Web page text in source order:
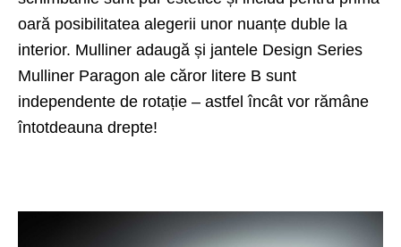
oară posibilitatea alegerii unor nuanțe duble la
interior. Mulliner adaugă și jantele Design Series
Mulliner Paragon ale căror litere B sunt
independente de rotație – astfel încât vor rămâne
întotdeauna drepte!